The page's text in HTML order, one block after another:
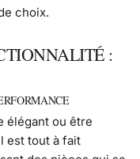
choix.
:
élégant ou être
est tout à fait